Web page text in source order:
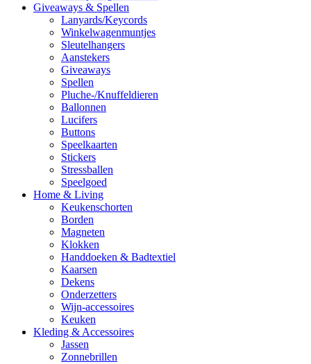
Giveaways & Spellen
Lanyards/Keycords
Winkelwagenmuntjes
Sleutelhangers
Aanstekers
Giveaways
Spellen
Pluche-/Knuffeldieren
Ballonnen
Lucifers
Buttons
Speelkaarten
Stickers
Stressballen
Speelgoed
Home & Living
Keukenschorten
Borden
Magneten
Klokken
Handdoeken & Badtextiel
Kaarsen
Dekens
Onderzetters
Wijn-accessoires
Keuken
Kleding & Accessoires
Jassen
Zonnebrillen